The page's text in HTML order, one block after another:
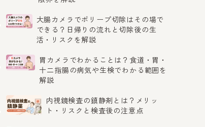
大腸カメラでポリープ切除はその場で
できる？日帰りの流れと切除後の生
活・リスクを解説
胃カメラでわかることは？食道・胃・
十二指腸の病気や生検でわかる範囲を
解説
内視鏡検査の鎮静剤とは？メリッ
ト・リスクと検査後の注意点